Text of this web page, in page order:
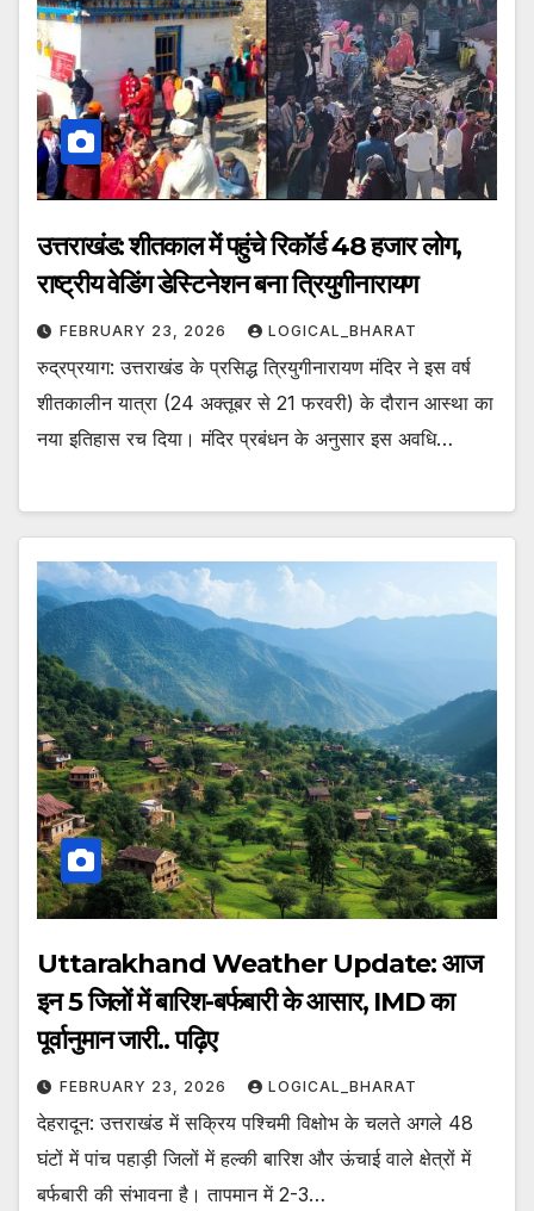
उत्तराखंड: शीतकाल में पहुंचे रिकॉर्ड 48 हजार लोग,
राष्ट्रीय वेडिंग डेस्टिनेशन बना त्रियुगीनारायण
FEBRUARY 23, 2026 LOGICAL_BHARAT
रुद्रप्रयाग: उत्तराखंड के प्रसिद्ध त्रियुगीनारायण मंदिर ने इस वर्ष
शीतकालीन यात्रा (24 अक्तूबर से 21 फरवरी) के दौरान आस्था का
नया इतिहास रच दिया। मंदिर प्रबंधन के अनुसार इस अवधि…
Uttarakhand Weather Update: आज
इन 5 जिलों में बारिश-बर्फबारी के आसार, IMD का
पूर्वानुमान जारी.. पढ़िए
FEBRUARY 23, 2026 LOGICAL_BHARAT
देहरादून: उत्तराखंड में सक्रिय पश्चिमी विक्षोभ के चलते अगले 48
घंटों में पांच पहाड़ी जिलों में हल्की बारिश और ऊंचाई वाले क्षेत्रों में
बर्फबारी की संभावना है। तापमान में 2-3…